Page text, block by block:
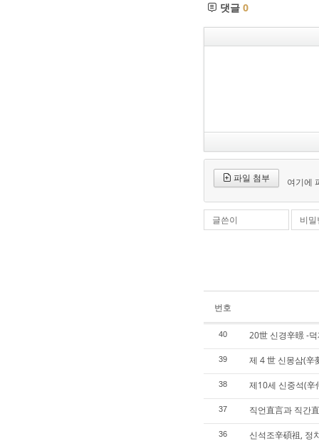
댓글 0
파일 첨부 여기에
글쓴이 비
번호
40 20世 신경辛暻 -
39 제 4 世 신몽삼(辛
38 제10세 신중석(辛
37 직언直言과 직간
36 신석조辛碩祖, 정